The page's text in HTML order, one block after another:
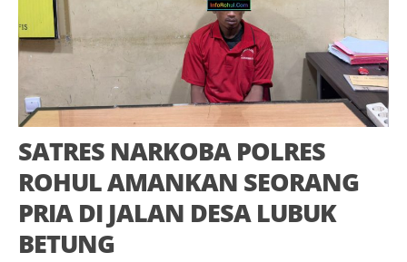
SATRES NARKOBA POLRES
ROHUL AMANKAN SEORANG
PRIA DI JALAN DESA LUBUK
BETUNG